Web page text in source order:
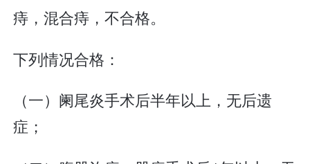
痔，混合痔，不合格。
下列情况合格：
（一）阑尾炎手术后半年以上，无后遗
症；